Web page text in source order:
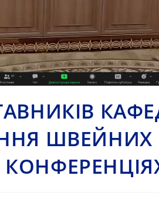
ШВЕЙНИХ